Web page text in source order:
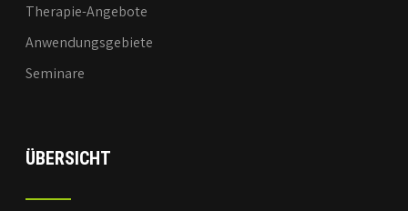
Therapie-Angebote
Anwendungsgebiete
Seminare
ÜBERSICHT